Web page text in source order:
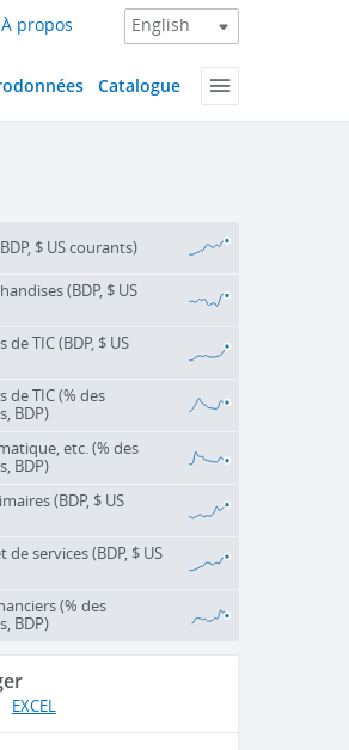
À propos
Catalogue
$ US courants)
(BDP, $ US
TIC (BDP, $ US
de TIC (% des
BDP)
etc. (% des
BDP)
(BDP, $ US
services (BDP, $ US
(% des
BDP)
EXCEL